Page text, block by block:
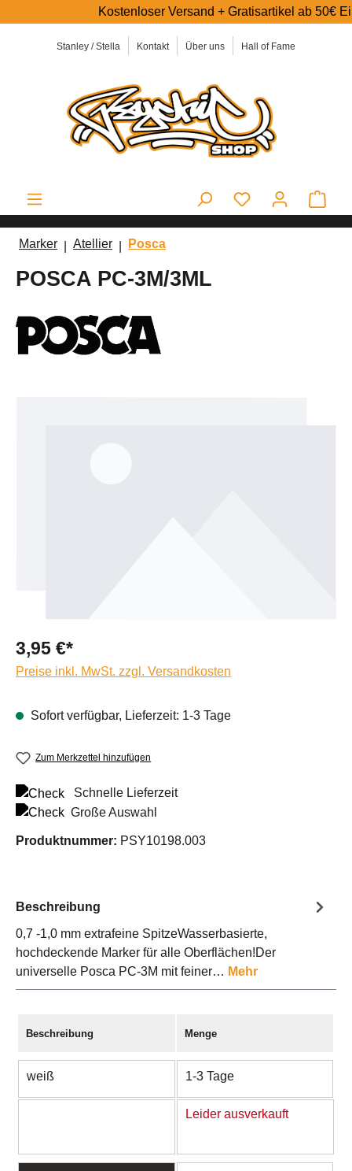
Stanley / Stella Kontakt Über uns Hall of Fame
Kostenloser Versand + Gratisartikel ab 50€
Marker Atellier Posca
POSCA PC-3M/3ML
3,95 €*
Preise inkl. MwSt. zzgl. Versandkosten
Sofort verfügbar, Lieferzeit: 1-3 Tage
Zum Merkzettel hinzufügen
Schnelle Lieferzeit
Große Auswahl
Produktnummer: PSY10198.003
Beschreibung
0,7 -1,0 mm extrafeine SpitzeWasserbasierte,
hochdeckende Marker für alle Oberflächen!Der
universelle Posca PC-3M mit feiner… Mehr
Beschreibung Menge
weiß 1-3 Tage
Leider ausverkauft